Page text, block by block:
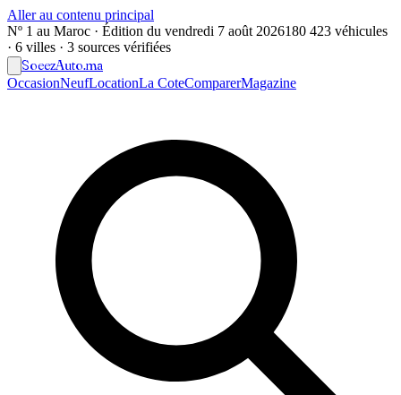
Aller au contenu principal
Nº 1 au Maroc · Édition du vendredi 7 août 2026180 423 véhicules
· 6 villes · 3 sources vérifiées
SoeezAuto.ma
OccasionNeufLocationLa CoteComparerMagazine